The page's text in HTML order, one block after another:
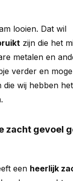
looien. Dat wil
zijn die het
metalen en
verder en
die wij hebben het
zacht gevoel
een heerlijk